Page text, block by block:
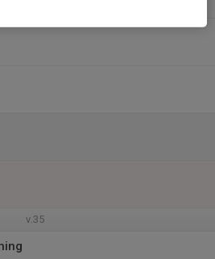
v.35